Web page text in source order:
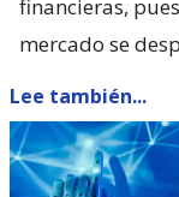
financieras, pues
mercado se
Lee también...